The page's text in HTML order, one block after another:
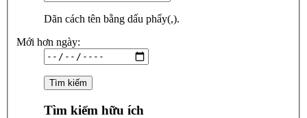
Dãn cách tên bằng dấu phẩy(,).
Mới hơn ngày:
Tìm kiếm hữu ích